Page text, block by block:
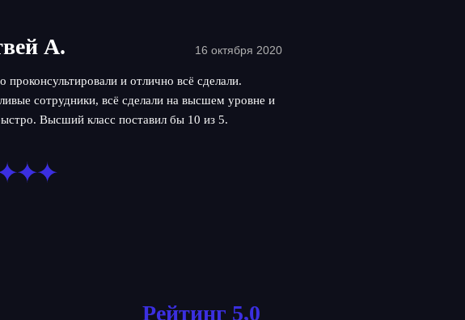
А. 16 октября 2020
проконсультировали и отлично всё сделали.
сотрудники, всё сделали на высшем уровне и
Высший класс поставил бы 10 из 5.
Рейтинг 5,0